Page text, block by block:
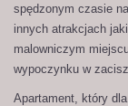
spędzonym czasie
innych atrakcjach
malowniczym
wypoczynku w
Apartament, który